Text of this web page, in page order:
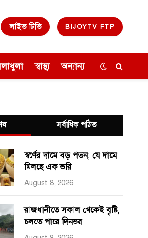
লাইভ টিভি BIJOYTV FTP
স্বাস্থ্য অন্যান্য
সর্বাধিক পঠিত
স্বর্ণের দামে বড় পতন, যে দামে
মিলছে এক ভরি
August 8, 2026
রাজধানীতে সকাল থেকেই বৃষ্টি,
চলতে পারে দিনভর